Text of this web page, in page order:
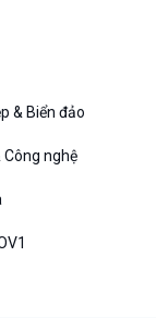
kiện - Luận bàn
sự kiện
nhật
& Biển đảo
Công nghệ